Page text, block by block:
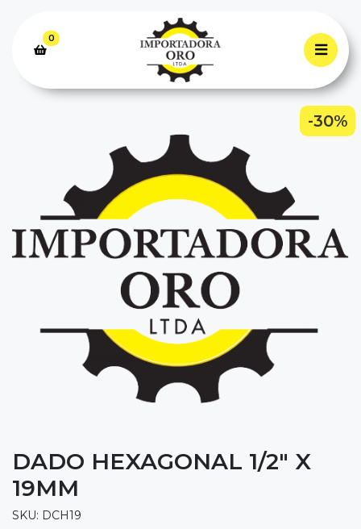
0
-30%
DADO HEXAGONAL 1/2" X
19MM
SKU: DCH19